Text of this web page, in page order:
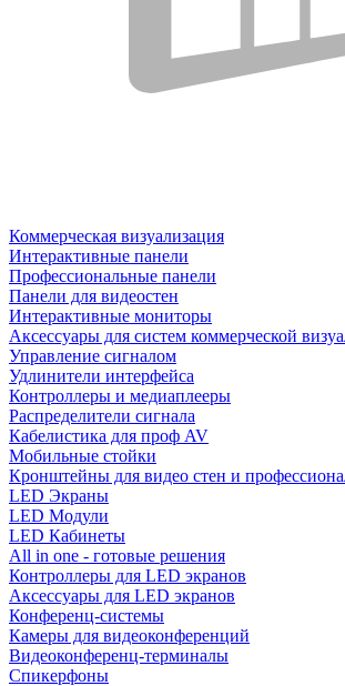
Коммерческая визуализация
Интерактивные панели
Профессиональные панели
Панели для видеостен
Интерактивные мониторы
Аксессуары для систем коммерческой
Управление сигналом
Удлинители интерфейса
Контроллеры и медиаплееры
Распределители сигнала
Кабелистика для проф AV
Мобильные стойки
Кронштейны для видео стен и
LED Экраны
LED Модули
LED Кабинеты
All in one - готовые решения
Контроллеры для LED экранов
Аксессуары для LED экранов
Конференц-системы
Камеры для видеоконференций
Видеоконференц-терминалы
Спикерфоны